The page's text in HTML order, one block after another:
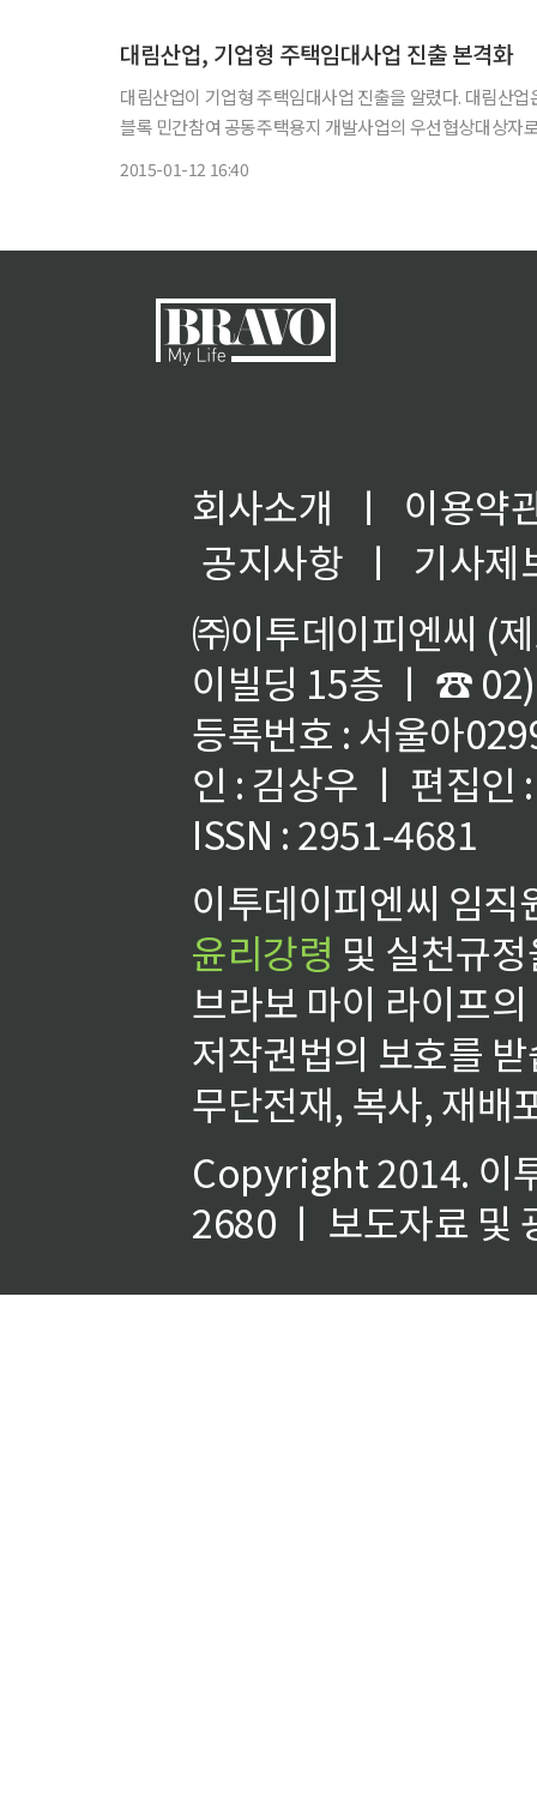
대림산업, 기업형 주택임대사업 진출 본격화
대림산업이 기업형 주택임대사업 진출을 알렸다. 대림산업은 최근 인천도시공사가 발주한 인천시 도화도시개발구역 내 5, 6-1, 6-2
블록 민간참여 공동주택용지 개발사업의 우선협상대상자로 선정됐다고 12일 밝혔다.
2015-01-12 16:40
회사소개 ㅣ
이용약
공지사항
ㅣ
기사제
㈜이투데이피엔씨 (
이빌딩 15층 ㅣ ☎
등록번호 : 서울아
인 : 김상우 ㅣ 편집인
ISSN : 2951-4681
이투데이피엔씨 임
윤리강령 및 실천규
브라보 마이 라이프
저작권법의 보호를
무단전재, 복사, 재배
Copyright 2014. 이
2680 ㅣ 보도자료